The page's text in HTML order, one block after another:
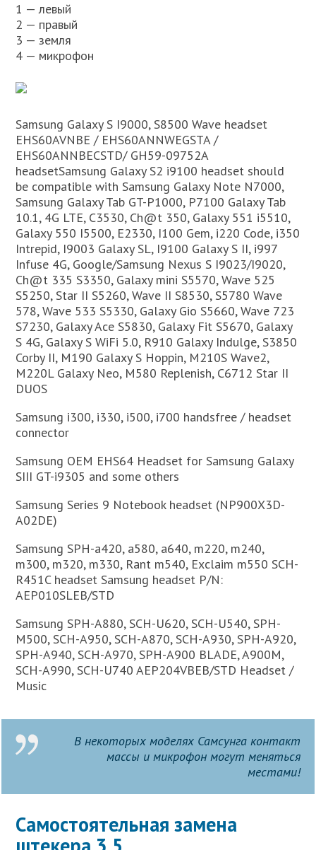
1 — левый
2 — правый
3 — земля
4 — микрофон
Samsung Galaxy S I9000, S8500 Wave headset
EHS60AVNBE / EHS60ANNWEGSTA /
EHS60ANNBECSTD/ GH59-09752A
headsetSamsung Galaxy S2 i9100 headset should
be compatible with Samsung Galaxy Note N7000,
Samsung Galaxy Tab GT-P1000, P7100 Galaxy Tab
10.1, 4G LTE, C3530, Ch@t 350, Galaxy 551 i5510,
Galaxy 550 I5500, E2330, I100 Gem, i220 Code, i350
Intrepid, I9003 Galaxy SL, I9100 Galaxy S II, i997
Infuse 4G, Google/Samsung Nexus S I9023/I9020,
Ch@t 335 S3350, Galaxy mini S5570, Wave 525
S5250, Star II S5260, Wave II S8530, S5780 Wave
578, Wave 533 S5330, Galaxy Gio S5660, Wave 723
S7230, Galaxy Ace S5830, Galaxy Fit S5670, Galaxy
S 4G, Galaxy S WiFi 5.0, R910 Galaxy Indulge, S3850
Corby II, M190 Galaxy S Hoppin, M210S Wave2,
M220L Galaxy Neo, M580 Replenish, C6712 Star II
DUOS
Samsung i300, i330, i500, i700 handsfree / headset
connector
Samsung OEM EHS64 Headset for Samsung Galaxy
SIII GT-i9305 and some others
Samsung Series 9 Notebook headset (NP900X3D-
A02DE)
Samsung SPH-a420, a580, a640, m220, m240,
m300, m320, m330, Rant m540, Exclaim m550 SCH-
R451C headset Samsung headset P/N:
AEP010SLEB/STD
Samsung SPH-A880, SCH-U620, SCH-U540, SPH-
M500, SCH-A950, SCH-A870, SCH-A930, SPH-A920,
SPH-A940, SCH-A970, SPH-A900 BLADE, A900M,
SCH-A990, SCH-U740 AEP204VBEB/STD Headset /
Music
В некоторых моделях Самсунга контакт
массы и микрофон могут меняться
местами!
Самостоятельная замена